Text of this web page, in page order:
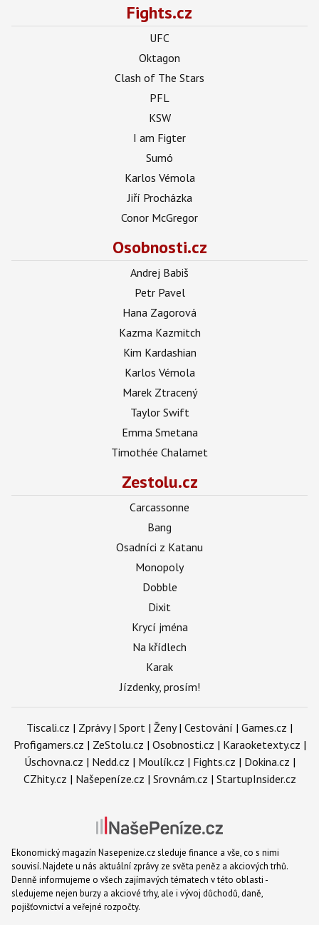
Fights.cz
UFC
Oktagon
Clash of The Stars
PFL
KSW
I am Figter
Sumó
Karlos Vémola
Jiří Procházka
Conor McGregor
Osobnosti.cz
Andrej Babiš
Petr Pavel
Hana Zagorová
Kazma Kazmitch
Kim Kardashian
Karlos Vémola
Marek Ztracený
Taylor Swift
Emma Smetana
Timothée Chalamet
Zestolu.cz
Carcassonne
Bang
Osadníci z Katanu
Monopoly
Dobble
Dixit
Krycí jména
Na křídlech
Karak
Jízdenky, prosím!
Tiscali.cz | Zprávy| Sport | Ženy| Cestování | Games.cz |
Profigamers.cz | ZeStolu.cz | Osobnosti.cz | Karaoketexty.cz |
Úschovna.cz | Nedd.cz | Moulík.cz | Fights.cz | Dokina.cz |
CZhity.cz | Našepeníze.cz | Srovnám.cz | StartupInsider.cz
Ekonomický magazín Nasepenize.cz sleduje finance a vše, co s nimi
souvisí. Najdete u nás aktuální zprávy ze světa peněz a akciových trhů.
Denně informujeme o všech zajímavých tématech v této oblasti -
sledujeme nejen burzy a akciové trhy, ale i vývoj důchodů, daně,
pojišťovnictví a veřejné rozpočty.